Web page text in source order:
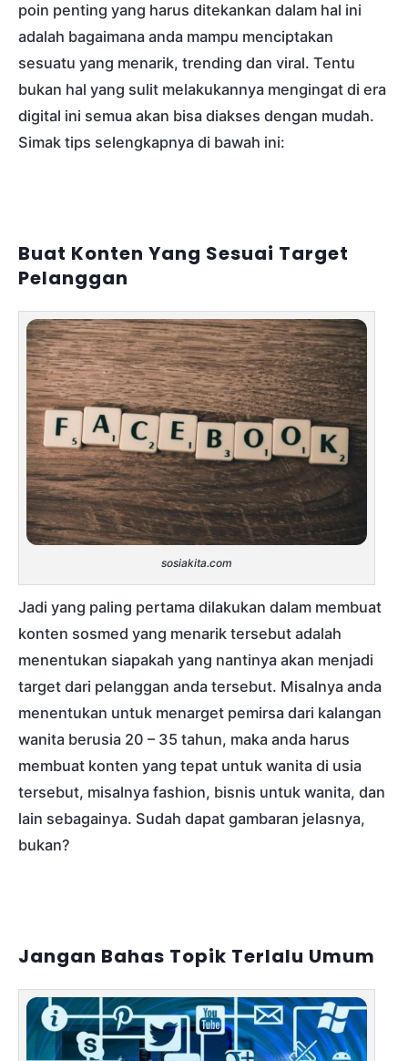
poin penting yang harus ditekankan dalam hal ini
adalah bagaimana anda mampu menciptakan
sesuatu yang menarik, trending dan viral. Tentu
bukan hal yang sulit melakukannya mengingat di era
digital ini semua akan bisa diakses dengan mudah.
Simak tips selengkapnya di bawah ini:
Buat Konten Yang Sesuai Target
Pelanggan
sosiakita.com
Jadi yang paling pertama dilakukan dalam membuat
konten sosmed yang menarik tersebut adalah
menentukan siapakah yang nantinya akan menjadi
target dari pelanggan anda tersebut. Misalnya anda
menentukan untuk menarget pemirsa dari kalangan
wanita berusia 20 – 35 tahun, maka anda harus
membuat konten yang tepat untuk wanita di usia
tersebut, misalnya fashion, bisnis untuk wanita, dan
lain sebagainya. Sudah dapat gambaran jelasnya,
bukan?
Jangan Bahas Topik Terlalu Umum